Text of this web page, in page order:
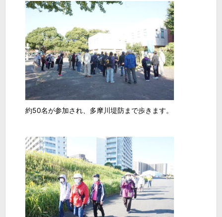
約50名が参加され、多摩川堤防まで歩きます。